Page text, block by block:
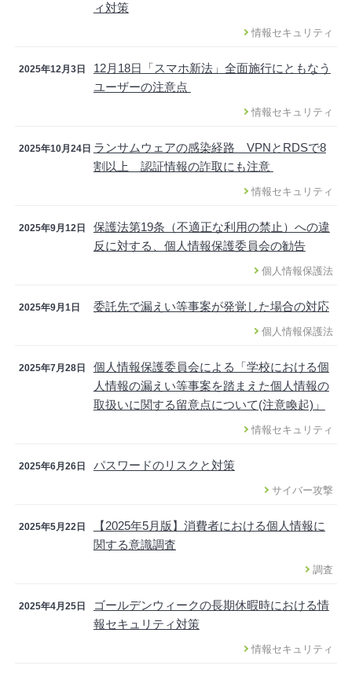
ィ対策
情報セキュリティ
2025年12月3日
12月18日「スマホ新法」全面施行にともなう
ユーザーの注意点
情報セキュリティ
2025年10月24日 ランサムウェアの感染経路 VPNとRDSで8
割以上 認証情報の詐取にも注意
情報セキュリティ
2025年9月12日
保護法第19条（不適正な利用の禁止）への違
反に対する、個人情報保護委員会の勧告
個人情報保護法
2025年9月1日 委託先で漏えい等事案が発覚した場合の対応
個人情報保護法
2025年7月28日
個人情報保護委員会による「学校における個
人情報の漏えい等事案を踏まえた個人情報の
取扱いに関する留意点について(注意喚起)」
情報セキュリティ
2025年6月26日 パスワードのリスクと対策
サイバー攻撃
2025年5月22日
【2025年5月版】消費者における個人情報に
関する意識調査
調査
2025年4月25日
ゴールデンウィークの長期休暇時における情
報セキュリティ対策
情報セキュリティ